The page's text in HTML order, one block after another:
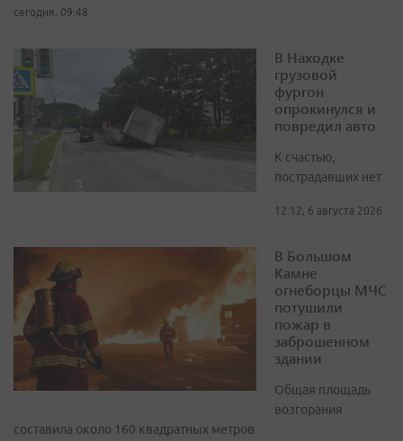
сегодня, 09:48
В Находке
грузовой
фургон
опрокинулся и
повредил авто
К счастью,
пострадавших нет
12:12, 6 августа 2026
В Большом
Камне
огнеборцы МЧС
потушили
пожар в
заброшенном
здании
Общая площадь
возгорания
составила около 160 квадратных метров